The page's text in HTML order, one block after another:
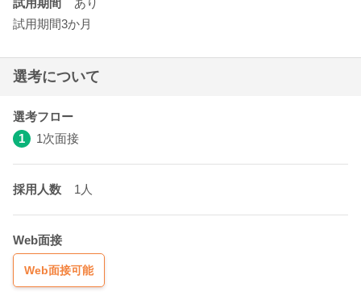
試用期間
あり
試用期間3か月
選考について
選考フロー
1
1次面接
採用人数 1人
Web面接
Web面接可能